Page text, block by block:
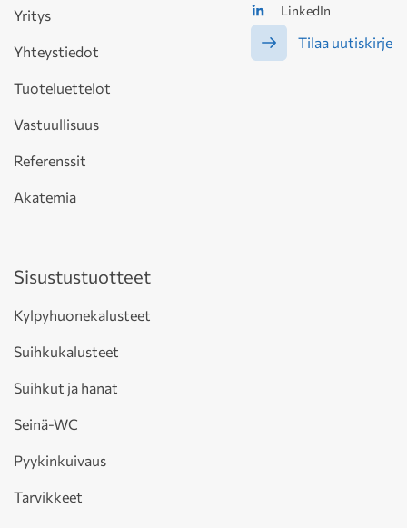
LinkedIn
Tilaa uutiskirje
Yritys
Yhteystiedot
Tuoteluettelot
Vastuullisuus
Referenssit
Akatemia
Sisustustuotteet
Kylpyhuonekalusteet
Suihkukalusteet
Suihkut ja hanat
Seinä-WC
Pyykinkuivaus
Tarvikkeet